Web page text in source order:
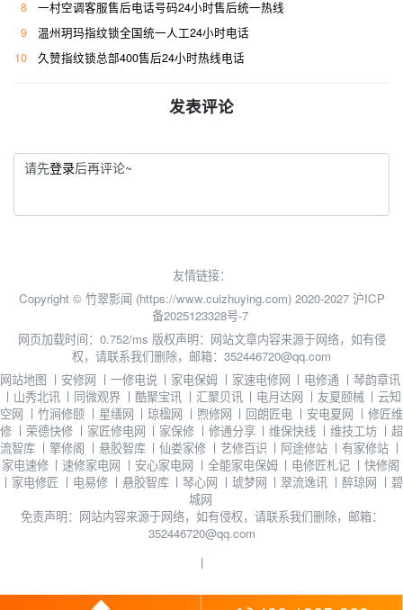
8
一村空调客服售后电话号码24小时售后统一热线
9
温州玥玛指纹锁全国统一人工24小时电话
10
久赞指纹锁总部400售后24小时热线电话
发表评论
请先登录后再评论~
友情链接：
Copyright © 竹翠影闻 (https://www.cuizhuying.com) 2020-2027 沪ICP
备2025123328号-7
网页加载时间：0.752/ms 版权声明：网站文章内容来源于网络，如有侵
权，请联系我们删除，邮箱：352446720@qq.com
网站地图 丨 安修网 丨 一修电说 丨 家电保姆 丨 家速电修网 丨 电修通 丨琴韵章讯
丨 山秀北讯 丨 同微观界 丨 酷聚宝讯 丨 汇聚贝讯 丨 电月达网 丨 友夏颐械 丨云知
空网 丨 竹涧修颐 丨 星缮网 丨琼楹网 丨 煦修网 丨 回朗匠电 丨 安电夏网 丨 修匠维
修 丨 荣德快修 丨 家匠修电网 丨 家保修 丨 修通分享 丨维保快线 丨维技工坊 丨 超
流智库 丨 擎修阁 丨 悬胶智库 丨仙娄家修 丨 艺修百识 丨 阿途修站 丨 有家修站 丨
家电速修 丨 速修家电网 丨 安心家电网 丨 全能家电保姆 丨 电修匠札记 丨 快修阁
丨 家电修匠 丨 电易修 丨 悬胶智库 丨琴心网 丨 琥梦网 丨翠流逸讯 丨醉琼网 丨 碧
城网
免责声明：网站内容来源于网络，如有侵权，请联系我们删除，邮箱：
352446720@qq.com
丨